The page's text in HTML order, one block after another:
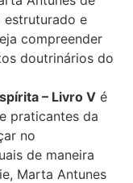
estruturado e
compreender
doutrinários do
– Livro V é
praticantes da
no
de maneira
Marta Antunes